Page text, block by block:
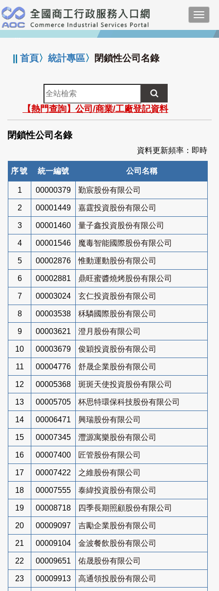
跳
到
主
要
:::
||首頁〉統計專區〉 閉鎖性公司名錄
全
站
檢
索
【熱門查詢】公司/商業/工廠登記資料
閉鎖性公司名錄
資料更新頻率：即時
序號 統一編號 公司名稱
1 00000379 勤宸股份有限公司
2 00001449 嘉霆投資股份有限公司
3 00001460 量子鑫投資股份有限公司
4 00001546 魔毒智能國際股份有限公司
5 00002876 惟動運動股份有限公司
6 00002881 鼎旺蜜醬燒烤股份有限公司
7 00003024 玄仁投資股份有限公司
8 00003538 秝驎國際股份有限公司
9 00003621 澄月股份有限公司
10 00003679 俊穎投資股份有限公司
11 00004776 舒晟企業股份有限公司
12 00005368 斑斑天使投資股份有限公司
13 00005705 杯思特環保科技股份有限公司
14 00006471 興瑞股份有限公司
15 00007345 灃源寓樂股份有限公司
16 00007400 匠管股份有限公司
17 00007422 之維股份有限公司
18 00007555 泰緯投資股份有限公司
19 00008718 四季長期照顧股份有限公司
20 00009097 吉勵企業股份有限公司
21 00009104 金波餐飲股份有限公司
22 00009651 佑晟股份有限公司
23 00009913 高通領投股份有限公司